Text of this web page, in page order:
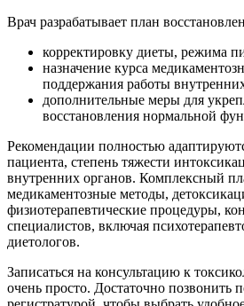
Врач разрабатывает план
корректировку диеты, режима
назначение курса
поддержания работы
дополнительные меры для
восстановления нормальной
Рекомендации полностью
пациента, степень тяжести
внутренних органов. Комплексный
медикаментозные методы,
физиотерапевтические процедуры,
специалистов, включая
диетологов.
Записаться на консультацию к
очень просто. Достаточно позвонить